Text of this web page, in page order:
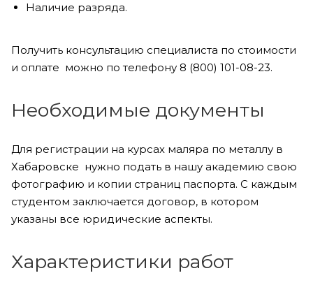
Наличие разряда.
Получить консультацию специалиста по стоимости
и оплате можно по телефону 8 (800) 101-08-23.
Необходимые документы
Для регистрации на курсах маляра по металлу в
Хабаровске нужно подать в нашу академию свою
фотографию и копии страниц паспорта. С каждым
студентом заключается договор, в котором
указаны все юридические аспекты.
Характеристики работ